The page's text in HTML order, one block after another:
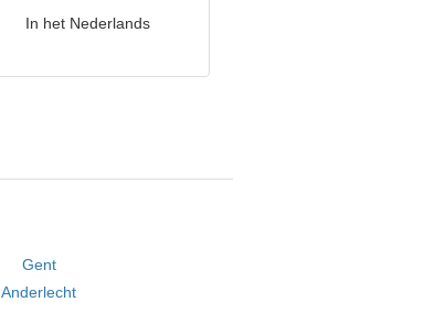
In het Nederlands
Gent
Anderlecht